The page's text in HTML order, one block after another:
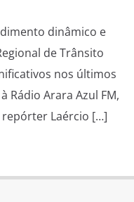
dinâmico e
de Trânsito
nos últimos
Rádio Arara Azul FM,
repórter Laércio […]